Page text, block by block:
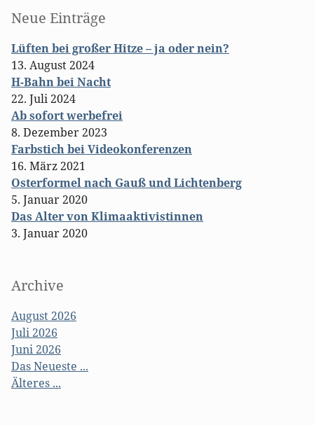
Seitenleiste
Neue Einträge
Lüften bei großer Hitze – ja oder nein?
13. August 2024
H-Bahn bei Nacht
22. Juli 2024
Ab sofort werbefrei
8. Dezember 2023
Farbstich bei Videokonferenzen
16. März 2021
Osterformel nach Gauß und Lichtenberg
5. Januar 2020
Das Alter von Klimaaktivistinnen
3. Januar 2020
Archive
August 2026
Juli 2026
Juni 2026
Das Neueste ...
Älteres ...